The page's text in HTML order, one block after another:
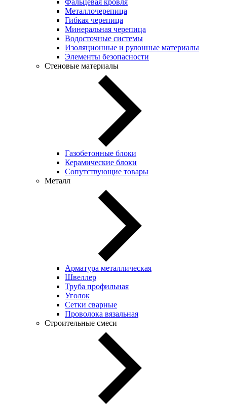
Металлочерепица
Гибкая черепица
Минеральная черепица
Водосточные системы
Изоляционные и рулонные материалы
Элементы безопасности
Стеновые материалы
Газобетонные блоки
Керамические блоки
Сопутствующие товары
Металл
Арматура металлическая
Швеллер
Труба профильная
Уголок
Сетки сварные
Проволока вязальная
Строительные смеси